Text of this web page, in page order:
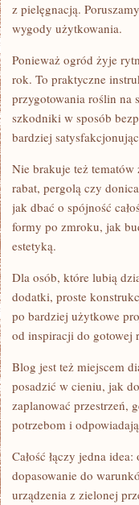
z pielęgnacją.
wygody użytkowania.
Ponieważ ogród żyje
rok. To praktyczne
przygotowania roślin na
szkodniki w sposób
bardziej
Nie brakuje też
rabat, pergolą czy
jak dbać o spójność
formy po zmroku, jak
estetyką.
Dla osób, które lubią
dodatki, proste
po bardziej użytkowe
od inspiracji do gotowej
Blog jest też miejscem
posadzić w cieniu, jak
zaplanować przestrzeń,
potrzebom i
Całość łączy jedna
dopasowanie do
urządzenia z zielonej